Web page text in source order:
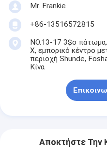
Mr. Frankie
+86-13516572815
NO.13-17 3$ο πάτωμα,
Χ, εμπορικό κέντρο
περιοχή Shunde,
Κίνα
Αποκτήστε Την